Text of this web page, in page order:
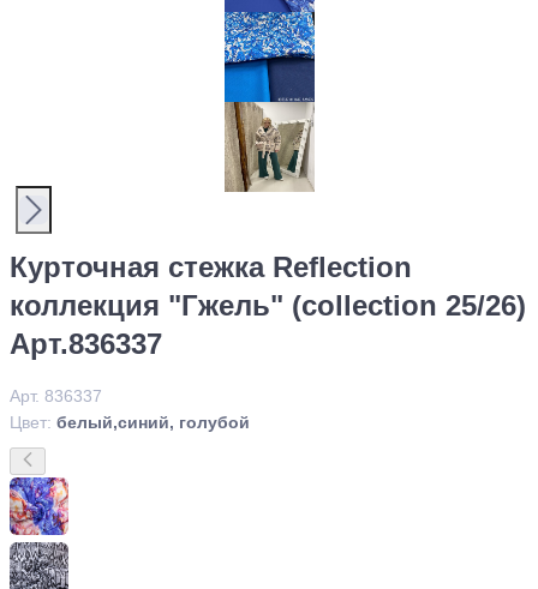
Курточная стежка Reflection
коллекция "Гжель" (collection 25/26)
Арт.836337
Арт. 836337
Цвет: белый,синий, голубой